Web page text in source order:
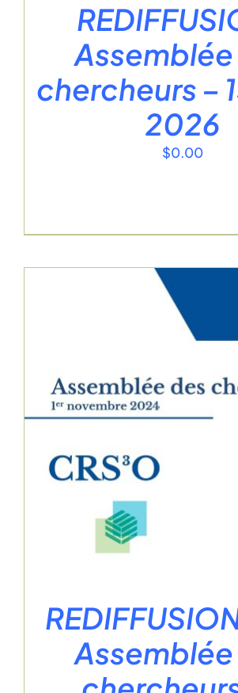
chercheurs –
2026
$0.00